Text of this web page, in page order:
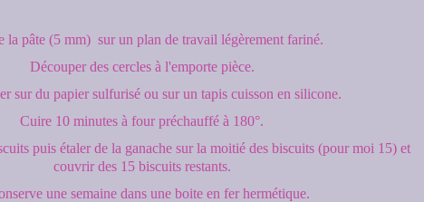
la pâte (5 mm) sur un plan de travail légèrement fariné.
Découper des cercles à l'emporte pièce.
sur du papier sulfurisé ou sur un tapis cuisson en silicone.
Cuire 10 minutes à four préchauffé à 180°.
puis étaler de la ganache sur la moitié des biscuits (pour moi 15) et
couvrir des 15 biscuits restants.
une semaine dans une boite en fer hermétique.